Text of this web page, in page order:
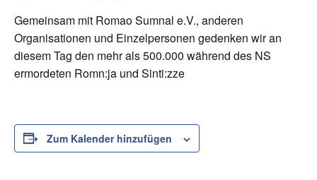
Gemeinsam mit Romao Sumnal e.V., anderen
Organisationen und Einzelpersonen gedenken wir an
diesem Tag den mehr als 500.000 während des NS
ermordeten Romn:ja und Sinti:zze
Zum Kalender hinzufügen